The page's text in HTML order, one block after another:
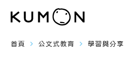
首頁 navigate_next 公文式教育 navigate_next 學習與分享